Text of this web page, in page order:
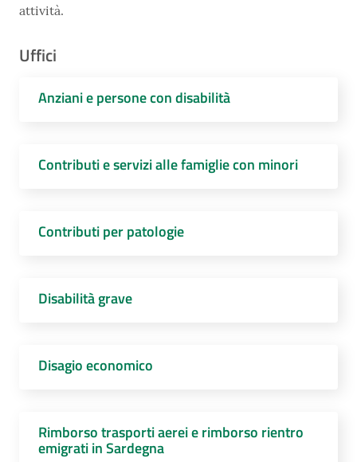
attività.
Uffici
Anziani e persone con disabilità
Contributi e servizi alle famiglie con minori
Contributi per patologie
Disabilità grave
Disagio economico
Rimborso trasporti aerei e rimborso rientro
emigrati in Sardegna